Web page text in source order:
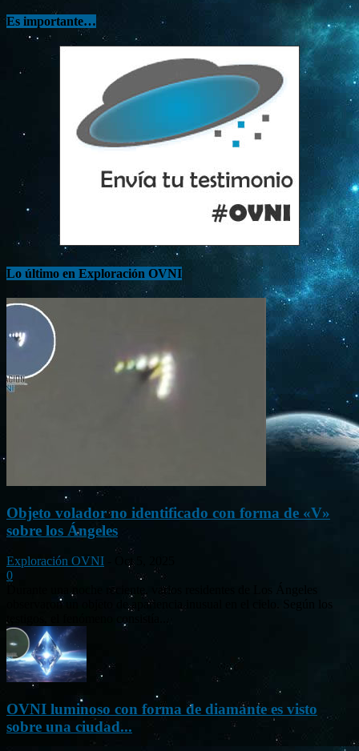
Es importante…
Lo último en Exploración OVNI
Objeto volador no identificado con forma de «V»
sobre los Ángeles
Exploración OVNI
Oct 5, 2025
0
Durante una noche reciente, varios residentes de Los Ángeles
observaron un objeto de apariencia inusual en el cielo. Según los
OVNI luminoso con forma de diamante es visto
sobre una ciudad...